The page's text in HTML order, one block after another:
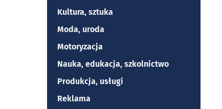
Kultura, sztuka
Moda, uroda
Motoryzacja
Nauka, edukacja, szkolnictwo
Produkcja, usługi
Reklama